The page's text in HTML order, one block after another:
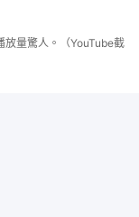
放量驚人。（YouTube截